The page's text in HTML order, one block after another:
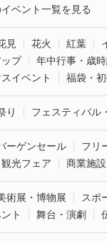
ベント一覧を見る
見 花火 紅葉
プ
年中行事・歳
イベント
福袋・初
り フェスティバル
ーゲンセール フリ
光フェア
商業施
術展・博物展 スポ
ト
舞台・演劇